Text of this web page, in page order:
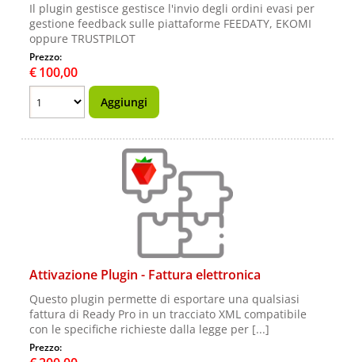
Il plugin gestisce gestisce l'invio degli ordini evasi per
gestione feedback sulle piattaforme FEEDATY, EKOMI
oppure TRUSTPILOT
Prezzo:
€100,00
Attivazione Plugin - Fattura elettronica
Questo plugin permette di esportare una qualsiasi
fattura di Ready Pro in un tracciato XML compatibile
con le specifiche richieste dalla legge per [...]
Prezzo: